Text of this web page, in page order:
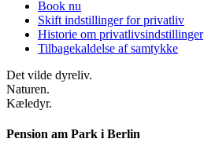
Book nu
Skift indstillinger for privatliv
Historie om privatlivsindstillinger
Tilbagekaldelse af samtykke
Det vilde dyreliv.
Naturen.
Kæledyr.
Pension am Park i Berlin